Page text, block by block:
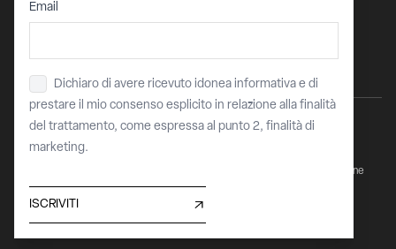
Sito finanziato dell’Unione Europea - "Next Generation EU - PNRR Transizione
Digitale Organismi Culturali e Creativi"
COR 15912229 / CUP C87J23004110008
Email
Privacy*
Dichiaro di avere ricevuto idonea informativa e di
prestare il mio consenso esplicito in relazione alla finalità
del trattamento, come espressa al punto 2, finalità di
marketing.
ISCRIVITI